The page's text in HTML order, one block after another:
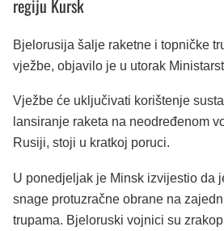
regiju Kursk
Bjelorusija šalje raketne i topničke
vježbe, objavilo je u utorak
Vježbe će uključivati ​​korištenje
lansiranje raketa na neodređenom
Rusiji, stoji u kratkoj poruci.
U ponedjeljak je Minsk izvijestio da
snage protuzračne obrane na
trupama. Bjeloruski vojnici su